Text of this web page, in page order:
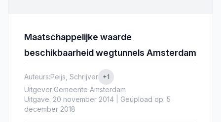
Maatschappelijke waarde
beschikbaarheid wegtunnels Amsterdam
Auteurs:Peijs, Schrijver +1
Uitgever:Gemeente Amsterdam
Uitgave: 20 november 2014 | Geüpload op: 5
december 2018